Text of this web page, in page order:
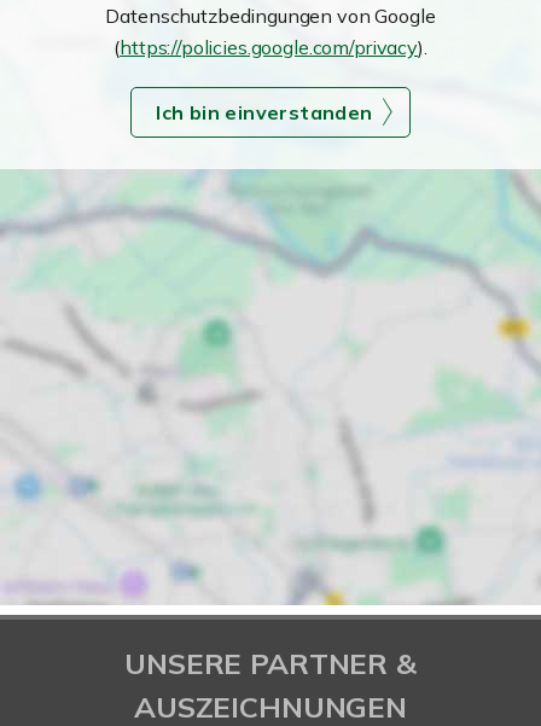
Datenschutzbedingungen von Google
(https://policies.google.com/privacy).
Ich bin einverstanden
UNSERE PARTNER &
AUSZEICHNUNGEN